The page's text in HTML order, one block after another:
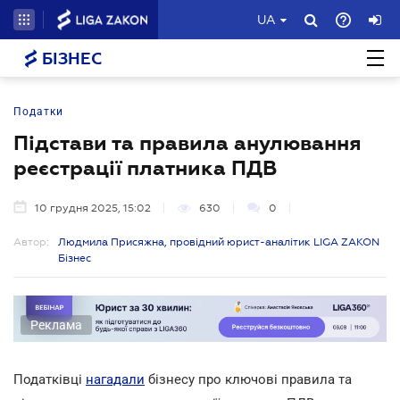
UA
БІЗНЕС
Податки
Підстави та правила анулювання
реєстрації платника ПДВ
10 грудня 2025, 15:02 630 0
Автор:
Людмила Присяжна, провідний юрист-аналітик LIGA ZAKON
Бізнес
Реклама
Податківці нагадали бізнесу про ключові правила та